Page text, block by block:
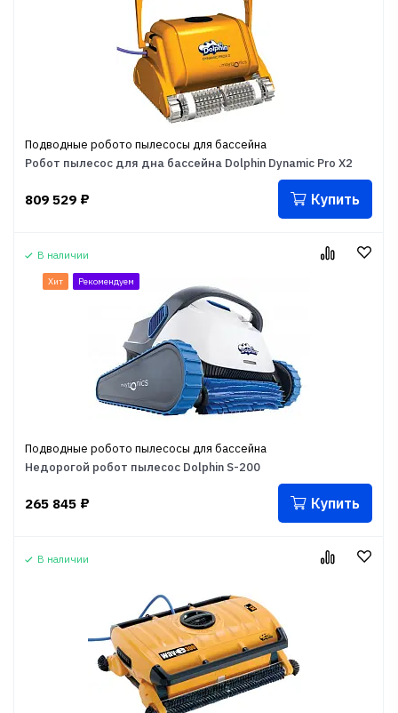
Подводные робото пылесосы для бассейна
Робот пылесос для дна бассейна Dolphin Dynamic Pro X2
809 529 ₽ Купить
В наличии
Хит Рекомендуем
Подводные робото пылесосы для бассейна
Недорогой робот пылесос Dolphin S-200
265 845 ₽ Купить
В наличии